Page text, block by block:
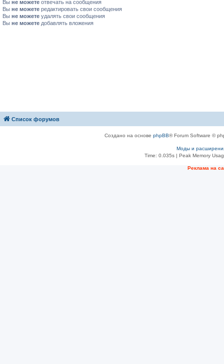
Вы не можете отвечать на сообщения
Вы не можете редактировать свои сообщения
Вы не можете удалять свои сообщения
Вы не можете добавлять вложения
Список форумов
Создано на основе phpBB® Forum Software ©
Моды и
Time: 0.035s| Peak Memory
Рeклама на